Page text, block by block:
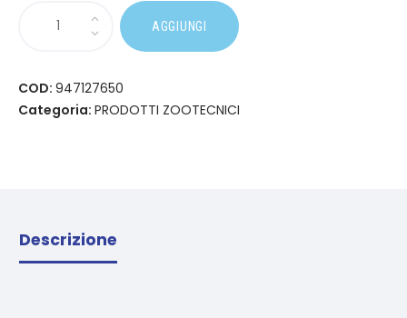
AGGIUNGI
COD: 947127650
Categoria: PRODOTTI ZOOTECNICI
Descrizione